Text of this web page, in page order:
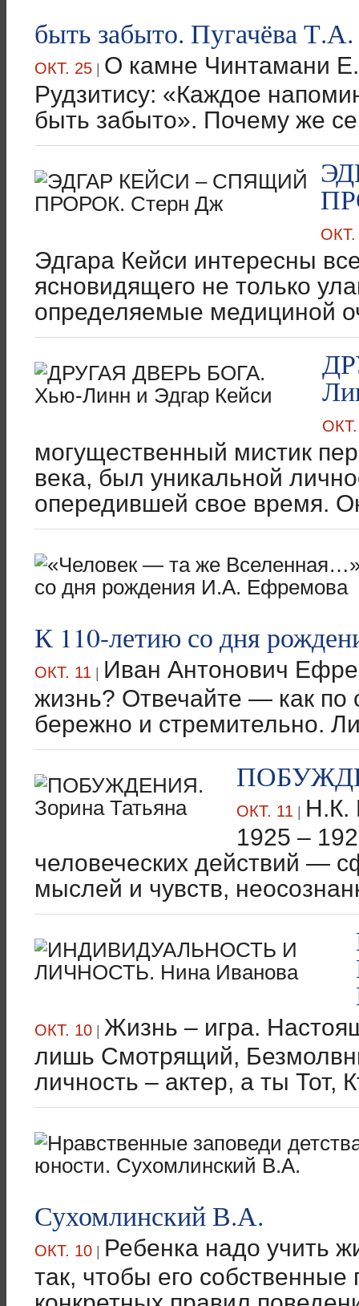
быть забыто. Пугачёва Т.А.
ОКТ. 25 | О камне Чинтамани
Рудзитису: «Каждое
быть забыто». Почему же
ОКТ.
Эдгара Кейси интересны
ясновидящего не только
определяемые медициной
могущественный мистик
века, был уникальной
опередившей свое время.
К 110-летию со дня
ОКТ. 11 | Иван Антонович
жизнь? Отвечайте — как по
бережно и стремительно.
ОКТ. 11 |
1925 –
человеческих действий —
мыслей и чувств,
ОКТ. 10 | Жизнь – игра.
лишь Смотрящий,
личность – актер, а ты Тот,
Сухомлинский В.А.
ОКТ. 10 | Ребенка надо учить
так, чтобы его собственные